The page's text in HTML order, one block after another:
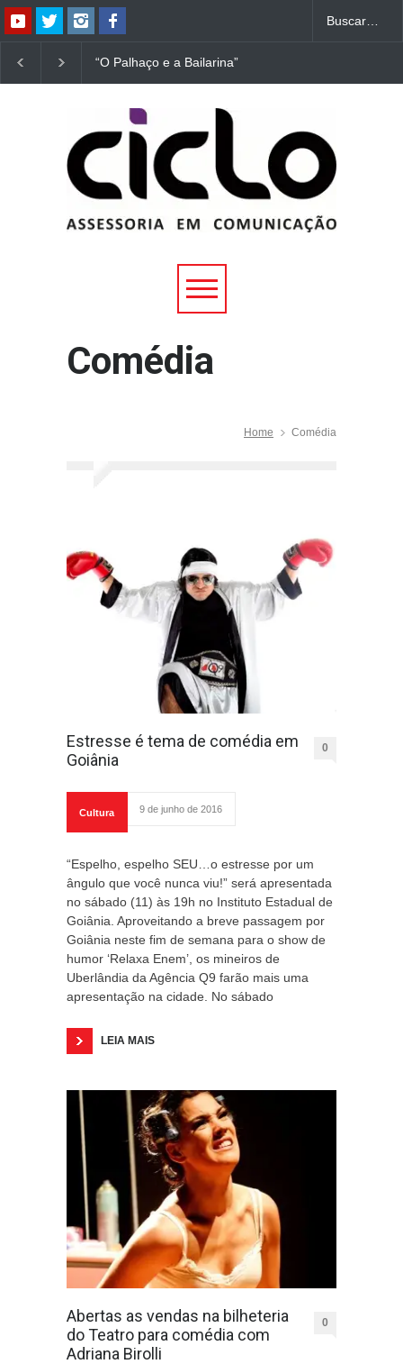
“O Palhaço e a Bailarina”
estreia hoje (1º) em
Uberlândia
Uberlândia
Comédia
Home Comédia
Estresse é tema de comédia em
Goiânia
0
Cultura 9 de junho de 2016
“Espelho, espelho SEU…o estresse por um
ângulo que você nunca viu!” será apresentada
no sábado (11) às 19h no Instituto Estadual de
Goiânia. Aproveitando a breve passagem por
Goiânia neste fim de semana para o show de
humor ‘Relaxa Enem’, os mineiros de
Uberlândia da Agência Q9 farão mais uma
apresentação na cidade. No sábado
LEIA MAIS
Abertas as vendas na bilheteria
do Teatro para comédia com
Adriana Birolli
0